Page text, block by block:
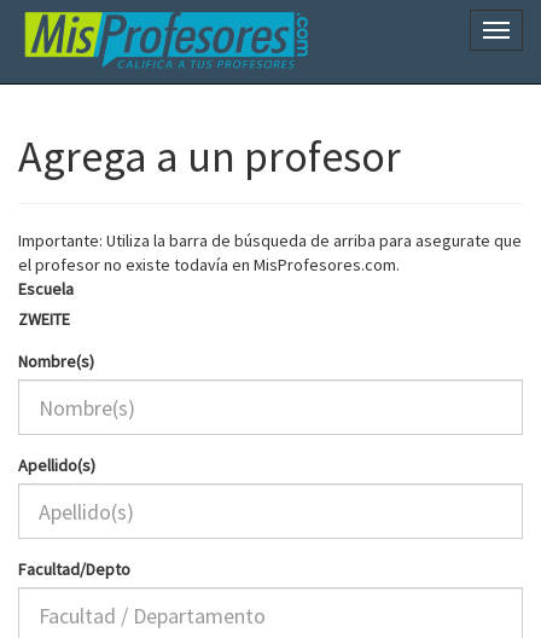
Agrega a un profesor
Importante: Utiliza la barra de búsqueda de arriba para asegurate que
el profesor no existe todavía en MisProfesores.com.
Escuela
ZWEITE
Nombre(s)
Apellido(s)
Facultad/Depto